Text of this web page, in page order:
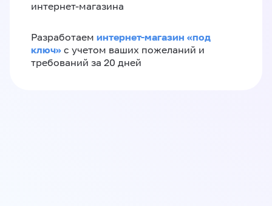
интернет-магазина
Разработаем интернет-магазин «‎под
ключ»‎ с учетом ваших пожеланий и
требований за 20 дней